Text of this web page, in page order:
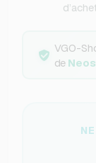
VGO-
de